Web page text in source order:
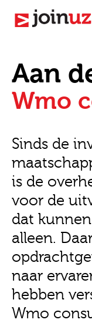
Aan
Wmo
Sinds de
is de
voor de
dat
alleen.
naar
hebben
Wmo